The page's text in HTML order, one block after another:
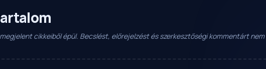
cikkeiből épül. Becslést, előrejelzést és szerkesztőségi kommentárt